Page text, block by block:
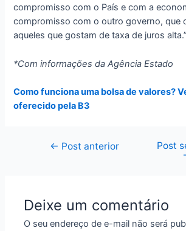
compromisso com o País e com a
compromisso com o outro governo, que
aqueles que gostam de taxa de juros alta.”
*Com informações da Agência Estado
Como funciona uma bolsa de valores?
oferecido pela B3
Navegação
← Post anterior Post
Deixe um comentário
O seu endereço de e-mail não será